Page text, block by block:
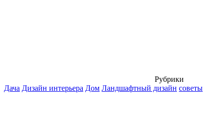
Рубрики
Дача Дизайн интерьера Дом Ландшафтный дизайн советы